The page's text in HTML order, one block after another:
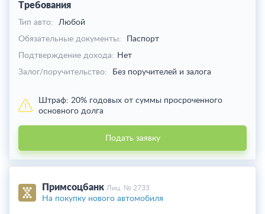
Требования
Тип авто:
Любой
Обязательные документы:
Паспорт
Подтверждение дохода: Нет
Залог/поручительство:
Без поручителей и залога
Штраф: 20% годовых от суммы просроченного
основного долга
Подать заявку
Примсоцбанк Лиц. № 2733
На покупку нового автомобиля